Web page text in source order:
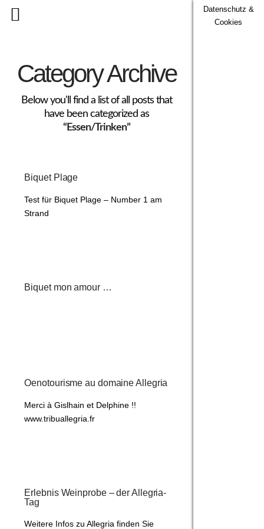
Category Archive
Below you'll find a list of all posts that
have been categorized as
“Essen/Trinken”
Biquet Plage
Test für Biquet Plage – Number 1 am
Strand
Biquet mon amour …
Oenotourisme au domaine Allegria
Merci à Gislhain et Delphine !!
www.tribuallegria.fr
Erlebnis Weinprobe – der Allegria-
Tag
Weitere Infos zu Allegria finden Sie
Datenschutz &
Cookies